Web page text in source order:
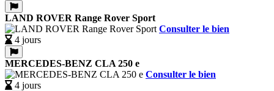
LAND ROVER Range Rover Sport
Consulter le bien
4 jours
MERCEDES-BENZ CLA 250 e
Consulter le bien
4 jours